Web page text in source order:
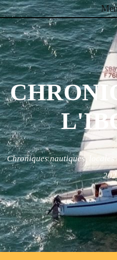
Skip to content
Chroniques nautiques,